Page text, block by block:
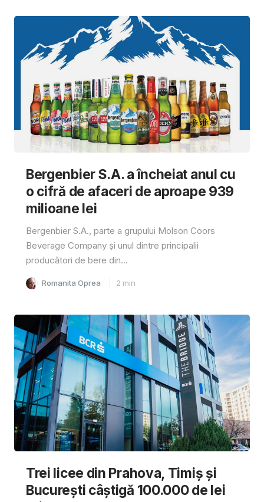
Bergenbier S.A. a încheiat anul cu
o cifră de afaceri de aproape 939
milioane lei
Bergenbier S.A., parte a grupului Molson Coors
Beverage Company și unul dintre principalii
producători de bere din...
Romanita Oprea 2 min
Trei licee din Prahova, Timiș și
București câștigă 100.000 de lei